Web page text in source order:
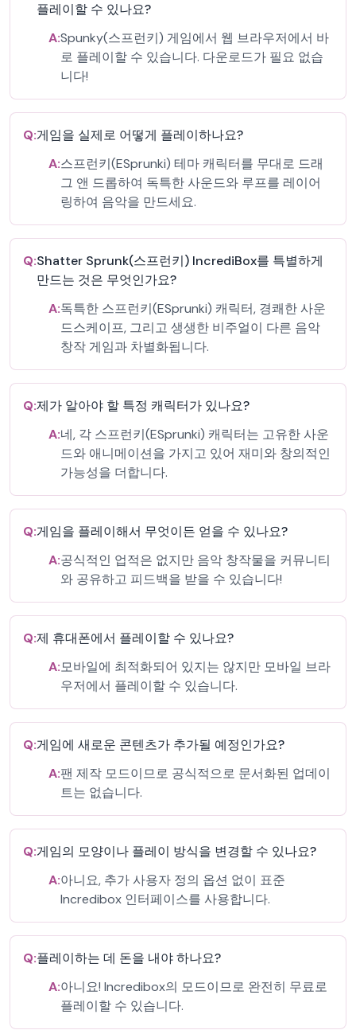
플레이할 수 있나요?
A:Spunky(스프런키) 게임에서 웹 브라우저에서 바
로 플레이할 수 있습니다. 다운로드가 필요 없습
니다!
Q:게임을 실제로 어떻게 플레이하나요?
A:스프런키(ESprunki) 테마 캐릭터를 무대로 드래
그 앤 드롭하여 독특한 사운드와 루프를 레이어
링하여 음악을 만드세요.
Q:Shatter Sprunk(스프런키) IncrediBox를 특별하게
만드는 것은 무엇인가요?
A:독특한 스프런키(ESprunki) 캐릭터, 경쾌한 사운
드스케이프, 그리고 생생한 비주얼이 다른 음악
창작 게임과 차별화됩니다.
Q:제가 알아야 할 특정 캐릭터가 있나요?
A:네, 각 스프런키(ESprunki) 캐릭터는 고유한 사운
드와 애니메이션을 가지고 있어 재미와 창의적인
가능성을 더합니다.
Q:게임을 플레이해서 무엇이든 얻을 수 있나요?
A:공식적인 업적은 없지만 음악 창작물을 커뮤니티
와 공유하고 피드백을 받을 수 있습니다!
Q:제 휴대폰에서 플레이할 수 있나요?
A:모바일에 최적화되어 있지는 않지만 모바일 브라
우저에서 플레이할 수 있습니다.
Q:게임에 새로운 콘텐츠가 추가될 예정인가요?
A:팬 제작 모드이므로 공식적으로 문서화된 업데이
트는 없습니다.
Q:게임의 모양이나 플레이 방식을 변경할 수 있나요?
A:아니요, 추가 사용자 정의 옵션 없이 표준
Incredibox 인터페이스를 사용합니다.
Q:플레이하는 데 돈을 내야 하나요?
A:아니요! Incredibox의 모드이므로 완전히 무료로
플레이할 수 있습니다.